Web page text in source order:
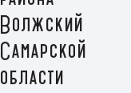
Волжский
Самарской
области